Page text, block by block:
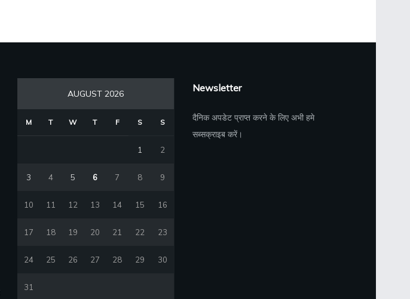
AUGUST 2026
M T W T F S S
1 2
3 4 5 6 7 8 9
10 11 12 13 14 15 16
17 18 19 20 21 22 23
24 25 26 27 28 29 30
31
Newsletter
दैनिक अपडेट प्राप्त करने के लिए अभी हमे
सब्सक्राइब करें।